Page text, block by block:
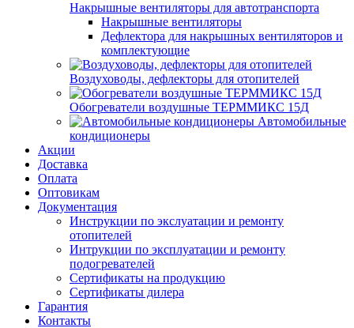
Накрышные вентиляторы для автотранспорта
Накрышные вентиляторы
Дефлектора для накрышных вентиляторов и
комплектующие
Воздуховоды, дефлекторы для отопителей
Обогреватели воздушные ТЕРММИКС 15Д
Автомобильные
кондиционеры
Акции
Доставка
Оплата
Оптовикам
Документация
Инструкции по экслуатации и ремонту
отопителей
Интрукции по эксплуатации и ремонту
подогревателей
Сертификаты на продукцию
Сертификаты дилера
Гарантия
Контакты